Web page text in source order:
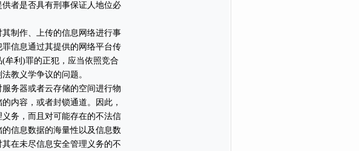
者是否具有刑事保证人地位必
制作、上传的信息网络进行事
信息通过其提供的网络平台传
牟利)罪的正犯，应当依照竞合
教义学争议的问题。
务器或者云存储的空间进行物
内容，或者封锁通道。因此，
务，而且对可能存在的不法信
信息数据的海量性以及信息数
在未尽信息安全管理义务的不